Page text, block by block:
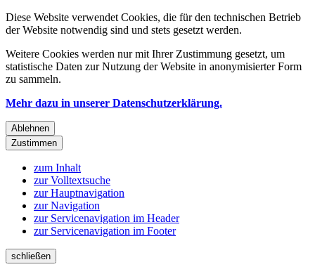
Diese Website verwendet Cookies, die für den technischen Betrieb
der Website notwendig sind und stets gesetzt werden.
Weitere Cookies werden nur mit Ihrer Zustimmung gesetzt, um
statistische Daten zur Nutzung der Website in anonymisierter Form
zu sammeln.
Mehr dazu in unserer Datenschutzerklärung.
Ablehnen
Zustimmen
zum Inhalt
zur Volltextsuche
zur Hauptnavigation
zur Navigation
zur Servicenavigation im Header
zur Servicenavigation im Footer
schließen